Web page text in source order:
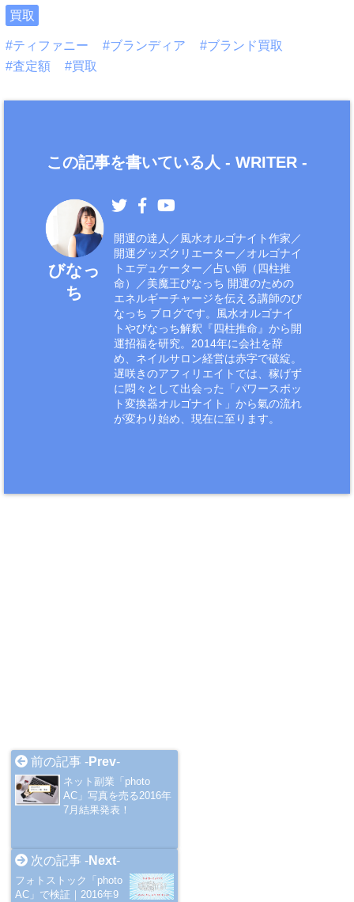
買取
ティファニー ブランディア
ブランド買取
査定額
買取
この記事を書いている人 - WRITER -
びなっ
ち
開運の達人／風水オルゴナイト作家／
開運グッズクリエーター／オルゴナイ
トエデュケーター／占い師（四柱推
命）／美魔王びなっち 開運のための
エネルギーチャージを伝える講師のび
なっち ブログです。風水オルゴナイ
トやびなっち解釈『四柱推命』から開
運招福を研究。2014年に会社を辞
め、ネイルサロン経営は赤字で破綻。
遅咲きのアフィリエイトでは、稼げず
に悶々として出会った「パワースポッ
ト変換器オルゴナイト」から氣の流れ
が変わり始め、現在に至ります。
前の記事 -Prev-
ネット副業「photo
AC」写真を売る2016年
7月結果発表！
次の記事 -Next-
フォトストック「photo
AC」で検証｜2016年9